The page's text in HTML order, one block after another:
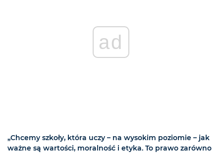
ad
„Chcemy szkoły, która uczy – na wysokim poziomie – jak
ważne są wartości, moralność i etyka. To prawo zarówno